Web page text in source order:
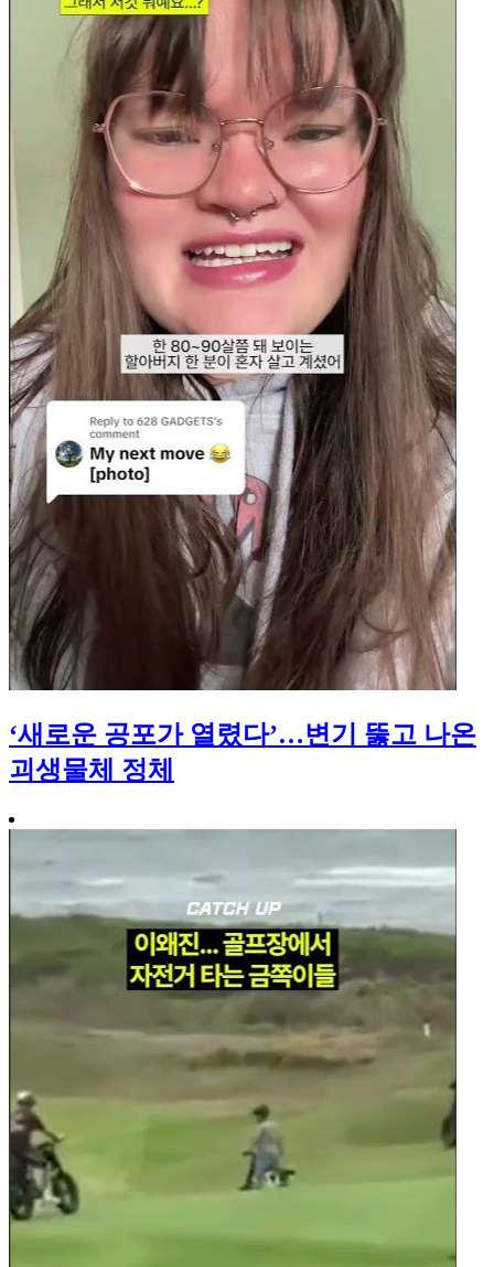
‘새로운 공포가 열렸다’…변기 뚫고 나온
괴생물체 정체